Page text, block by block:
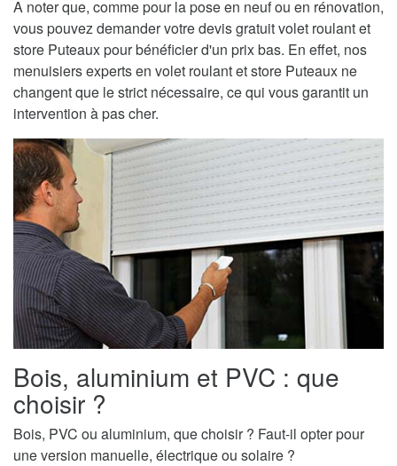
A noter que, comme pour la pose en neuf ou en rénovation,
vous pouvez demander votre devis gratuit volet roulant et
store Puteaux pour bénéficier d'un prix bas. En effet, nos
menuisiers experts en volet roulant et store Puteaux ne
changent que le strict nécessaire, ce qui vous garantit un
intervention à pas cher.
Bois, aluminium et PVC : que
choisir ?
Bois, PVC ou aluminium, que choisir ? Faut-il opter pour
une version manuelle, électrique ou solaire ?